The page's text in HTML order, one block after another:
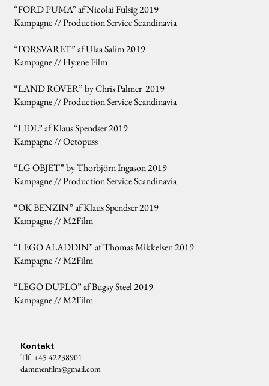
“FORD PUMA” af Nicolai Fulsig 2019
Kampagne // Production Service Scandinavia
“FORSVARET” af Ulaa Salim 2019
Kampagne // Hyæne Film
“LAND ROVER” by Chris Palmer 2019
Kampagne // Production Service Scandinavia
“LIDL” af Klaus Spendser 2019
Kampagne // Octopuss
“LG OBJET” by Thorbjörn Ingason 2019
Kampagne // Production Service Scandinavia
“OK BENZIN” af Klaus Spendser 2019
Kampagne // M2Film
“LEGO ALADDIN” af Thomas Mikkelsen 2019
Kampagne // M2Film
“LEGO DUPLO” af Bugsy Steel 2019
Kampagne // M2Film
Kontakt
Tlf. +45 42238901
dammenfilm@gmail.com